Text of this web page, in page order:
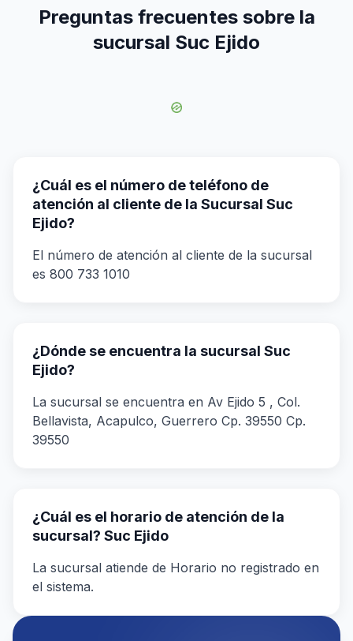
Preguntas frecuentes sobre la
sucursal Suc Ejido
¿Cuál es el número de teléfono de
atención al cliente de la Sucursal Suc
Ejido?
El número de atención al cliente de la sucursal
es 800 733 1010
¿Dónde se encuentra la sucursal Suc
Ejido?
La sucursal se encuentra en Av Ejido 5 , Col.
Bellavista, Acapulco, Guerrero Cp. 39550 Cp.
39550
¿Cuál es el horario de atención de la
sucursal? Suc Ejido
La sucursal atiende de Horario no registrado en
el sistema.